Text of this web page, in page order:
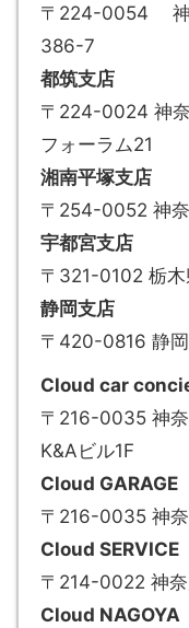
〒224-0054 神
386-7
都筑支店
〒224-0024 神
フォーラム21
湘南平塚支店
〒254-0052 神
宇都宮支店
〒321-0102 栃
静岡支店
〒420-0816 静
Cloud car
〒216-0035 神
K&Aビル1F
Cloud GARAGE
〒216-0035 神
Cloud SERVICE
〒214-0022 神
Cloud NAGOYA